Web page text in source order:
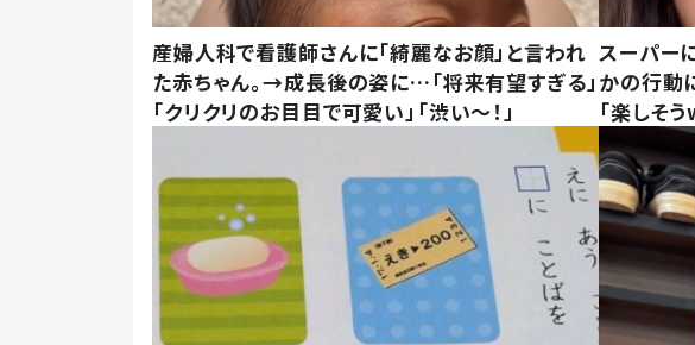
産婦人科で看護師さんに「綺麗なお顔」と言われ
た赤ちゃん。→成長後の姿に…「将来有望すぎる」
「クリクリのお目目で可愛い」「渋い～！」
スーパー
かの行動
「楽しそ